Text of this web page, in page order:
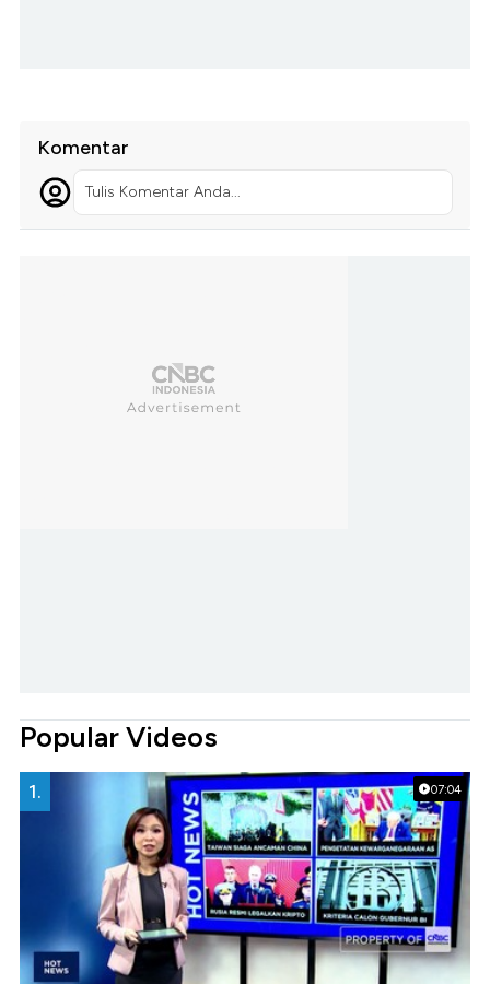
Komentar
Tulis Komentar Anda...
Popular Videos
07:04
1.